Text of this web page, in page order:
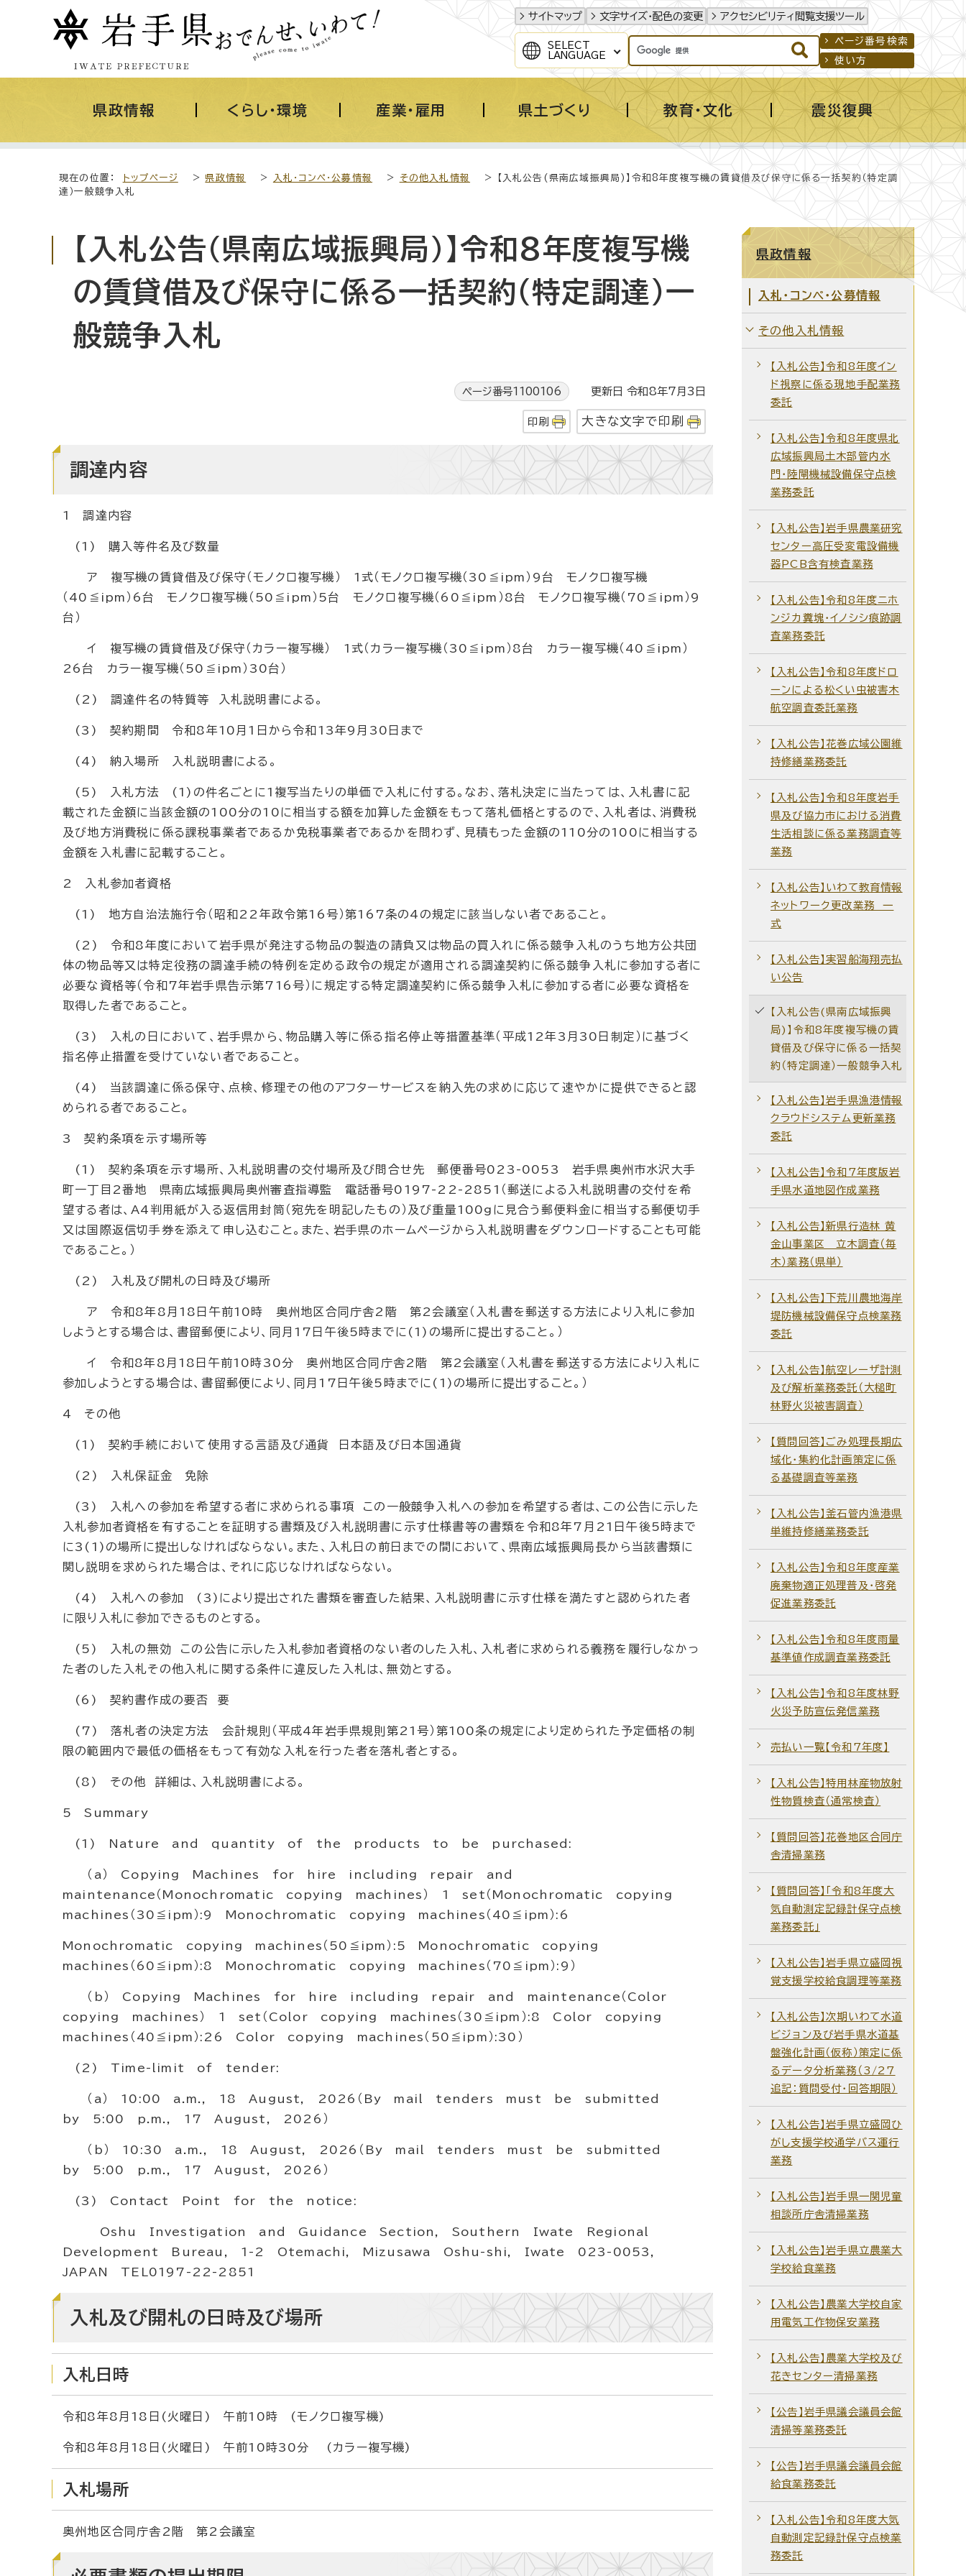
サイトマップ 文字サイズ・配色の変更 アクセシビリティ閲覧支援ツール
SELECT
LANGUAGE
ページ番号検索
使い方
県政情報 くらし・環境 産業・雇用 県土づくり 教育・文化 震災復興
現在の位置： トップページ > 県政情報 > 入札・コンペ・公募情報 > その他入札情報
> 【入札公告(県南広域振興局)】令和8年度複写機の賃貸借及び保守に係る一括契約（特定調
達）一般競争入札
【入札公告(県南広域振興局)】令和8年度複写機
の賃貸借及び保守に係る一括契約（特定調達）一
般競争入札
ページ番号1100106 更新日 令和8年7月3日
印刷 大きな文字で印刷
調達内容
1 調達内容
(1) 購入等件名及び数量
ア 複写機の賃貸借及び保守（モノクロ複写機） 1式（モノクロ複写機（30≦ipm）9台 モノクロ複写機
（40≦ipm）6台 モノクロ複写機（50≦ipm）5台 モノクロ複写機（60≦ipm）8台 モノクロ複写機（70≦ipm）9
台）
イ 複写機の賃貸借及び保守（カラー複写機） 1式（カラー複写機（30≦ipm）8台 カラー複写機（40≦ipm）
26台 カラー複写機（50≦ipm）30台）
(2) 調達件名の特質等 入札説明書による。
(3) 契約期間 令和8年10月1日から令和13年9月30日まで
(4) 納入場所 入札説明書による。
(5) 入札方法 (1)の件名ごとに1複写当たりの単価で入札に付する。なお、落札決定に当たっては、入札書に記
載された金額に当該金額の100分の10に相当する額を加算した金額をもって落札価格とするので、入札者は、消費税
及び地方消費税に係る課税事業者であるか免税事業者であるかを問わず、見積もった金額の110分の100に相当する
金額を入札書に記載すること。
2 入札参加者資格
(1) 地方自治法施行令（昭和22年政令第16号）第167条の4の規定に該当しない者であること。
(2) 令和8年度において岩手県が発注する物品の製造の請負又は物品の買入れに係る競争入札のうち地方公共団
体の物品等又は特定役務の調達手続の特例を定める政令の規定が適用される調達契約に係る競争入札に参加する者に
必要な資格等（令和7年岩手県告示第716号）に規定する特定調達契約に係る競争入札に参加する者に必要な資格を
取得した者であること。
(3) 入札の日において、岩手県から、物品購入等に係る指名停止等措置基準（平成12年3月30日制定）に基づく
指名停止措置を受けていない者であること。
(4) 当該調達に係る保守、点検、修理その他のアフターサービスを納入先の求めに応じて速やかに提供できると認
められる者であること。
3 契約条項を示す場所等
(1) 契約条項を示す場所、入札説明書の交付場所及び問合せ先 郵便番号023-0053 岩手県奥州市水沢大手
町一丁目2番地 県南広域振興局奥州審査指導監 電話番号0197-22-2851（郵送による入札説明書の交付を希
望する者は、A4判用紙が入る返信用封筒（宛先を明記したもの）及び重量100gに見合う郵便料金に相当する郵便切手
又は国際返信切手券を添えて申し込むこと。また、岩手県のホームページから入札説明書をダウンロードすることも可能
であること。）
(2) 入札及び開札の日時及び場所
ア 令和8年8月18日午前10時 奥州地区合同庁舎2階 第2会議室（入札書を郵送する方法により入札に参加
しようとする場合は、書留郵便により、同月17日午後5時までに(1)の場所に提出すること。）
イ 令和8年8月18日午前10時30分 奥州地区合同庁舎2階 第2会議室（入札書を郵送する方法により入札に
参加しようとする場合は、書留郵便により、同月17日午後5時までに(1)の場所に提出すること。）
4 その他
(1) 契約手続において使用する言語及び通貨 日本語及び日本国通貨
(2) 入札保証金 免除
(3) 入札への参加を希望する者に求められる事項 この一般競争入札への参加を希望する者は、この公告に示した
入札参加者資格を有することを証明する書類及び入札説明書に示す仕様書等の書類を令和8年7月21日午後5時まで
に3(1)の場所に提出しなければならない。また、入札日の前日までの間において、県南広域振興局長から当該書類に
関し説明を求められた場合は、それに応じなければならない。
(4) 入札への参加 (3)により提出された書類を審査した結果、入札説明書に示す仕様を満たすと認められた者
に限り入札に参加できるものとする。
(5) 入札の無効 この公告に示した入札参加者資格のない者のした入札、入札者に求められる義務を履行しなかっ
た者のした入札その他入札に関する条件に違反した入札は、無効とする。
(6) 契約書作成の要否 要
(7) 落札者の決定方法 会計規則（平成4年岩手県規則第21号）第100条の規定により定められた予定価格の制
限の範囲内で最低の価格をもって有効な入札を行った者を落札者とする。
(8) その他 詳細は、入札説明書による。
5 Summary
(1) Nature and quantity of the products to be purchased:
（a） Copying Machines for hire including repair and
maintenance（Monochromatic copying machines） 1 set（Monochromatic copying
machines（30≦ipm）:9 Monochromatic copying machines（40≦ipm）:6
Monochromatic copying machines（50≦ipm）:5 Monochromatic copying
machines（60≦ipm）:8 Monochromatic copying machines（70≦ipm）:9）
（b） Copying Machines for hire including repair and maintenance（Color
copying machines） 1 set（Color copying machines（30≦ipm）:8 Color copying
machines（40≦ipm）:26 Color copying machines（50≦ipm）:30）
(2) Time-limit of tender:
（a） 10:00 a.m., 18 August, 2026（By mail tenders must be submitted
by 5:00 p.m., 17 August, 2026）
（b） 10:30 a.m., 18 August, 2026（By mail tenders must be submitted
by 5:00 p.m., 17 August, 2026）
(3) Contact Point for the notice:
Oshu Investigation and Guidance Section, Southern Iwate Regional
Development Bureau, 1-2 Otemachi, Mizusawa Oshu-shi, Iwate 023-0053,
JAPAN TEL0197-22-2851
入札及び開札の日時及び場所
入札日時
令和8年8月18日(火曜日) 午前10時 (モノクロ複写機)
令和8年8月18日(火曜日) 午前10時30分 (カラー複写機)
入札場所
奥州地区合同庁舎2階 第2会議室
県政情報
入札・コンペ・公募情報
その他入札情報
【入札公告】令和8年度イン
ド視察に係る現地手配業務
委託
【入札公告】令和8年度県北
広域振興局土木部管内水
門・陸閘機械設備保守点検
業務委託
【入札公告】岩手県農業研究
センター高圧受変電設備機
器PCB含有検査業務
【入札公告】令和8年度ニホ
ンジカ糞塊・イノシシ痕跡調
査業務委託
【入札公告】令和8年度ドロ
ーンによる松くい虫被害木
航空調査委託業務
【入札公告】花巻広域公園維
持修繕業務委託
【入札公告】令和8年度岩手
県及び協力市における消費
生活相談に係る業務調査等
業務
【入札公告】いわて教育情報
ネットワーク更改業務 一
式
【入札公告】実習船海翔売払
い公告
【入札公告(県南広域振興
局)】令和8年度複写機の賃
貸借及び保守に係る一括契
約（特定調達）一般競争入札
【入札公告】岩手県漁港情報
クラウドシステム更新業務
委託
【入札公告】令和7年度版岩
手県水道地図作成業務
【入札公告】新県行造林 黄
金山事業区 立木調査（毎
木）業務（県単）
【入札公告】下荒川農地海岸
堤防機械設備保守点検業務
委託
【入札公告】航空レーザ計測
及び解析業務委託（大槌町
林野火災被害調査）
【質問回答】ごみ処理長期広
域化・集約化計画策定に係
る基礎調査等業務
【入札公告】釜石管内漁港県
単維持修繕業務委託
【入札公告】令和8年度産業
廃棄物適正処理普及・啓発
促進業務委託
【入札公告】令和8年度雨量
基準値作成調査業務委託
【入札公告】令和8年度林野
火災予防宣伝発信業務
売払い一覧【令和7年度】
【入札公告】特用林産物放射
性物質検査（通常検査）
【質問回答】花巻地区合同庁
舎清掃業務
【質問回答】「令和8年度大
気自動測定記録計保守点検
業務委託」
【入札公告】岩手県立盛岡視
覚支援学校給食調理等業務
【入札公告】次期いわて水道
ビジョン及び岩手県水道基
盤強化計画（仮称）策定に係
るデータ分析業務（3/27
追記：質問受付・回答期限）
【入札公告】岩手県立盛岡ひ
がし支援学校通学バス運行
業務
【入札公告】岩手県一関児童
相談所庁舎清掃業務
【入札公告】岩手県立農業大
学校給食業務
【入札公告】農業大学校自家
用電気工作物保安業務
【入札公告】農業大学校及び
花きセンター清掃業務
【公告】岩手県議会議員会館
清掃等業務委託
【公告】岩手県議会議員会館
給食業務委託
【入札公告】令和8年度大気
自動測定記録計保守点検業
務委託